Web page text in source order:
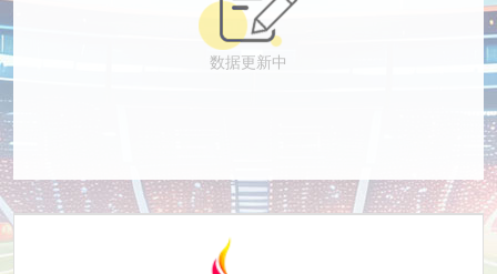
数据更新中